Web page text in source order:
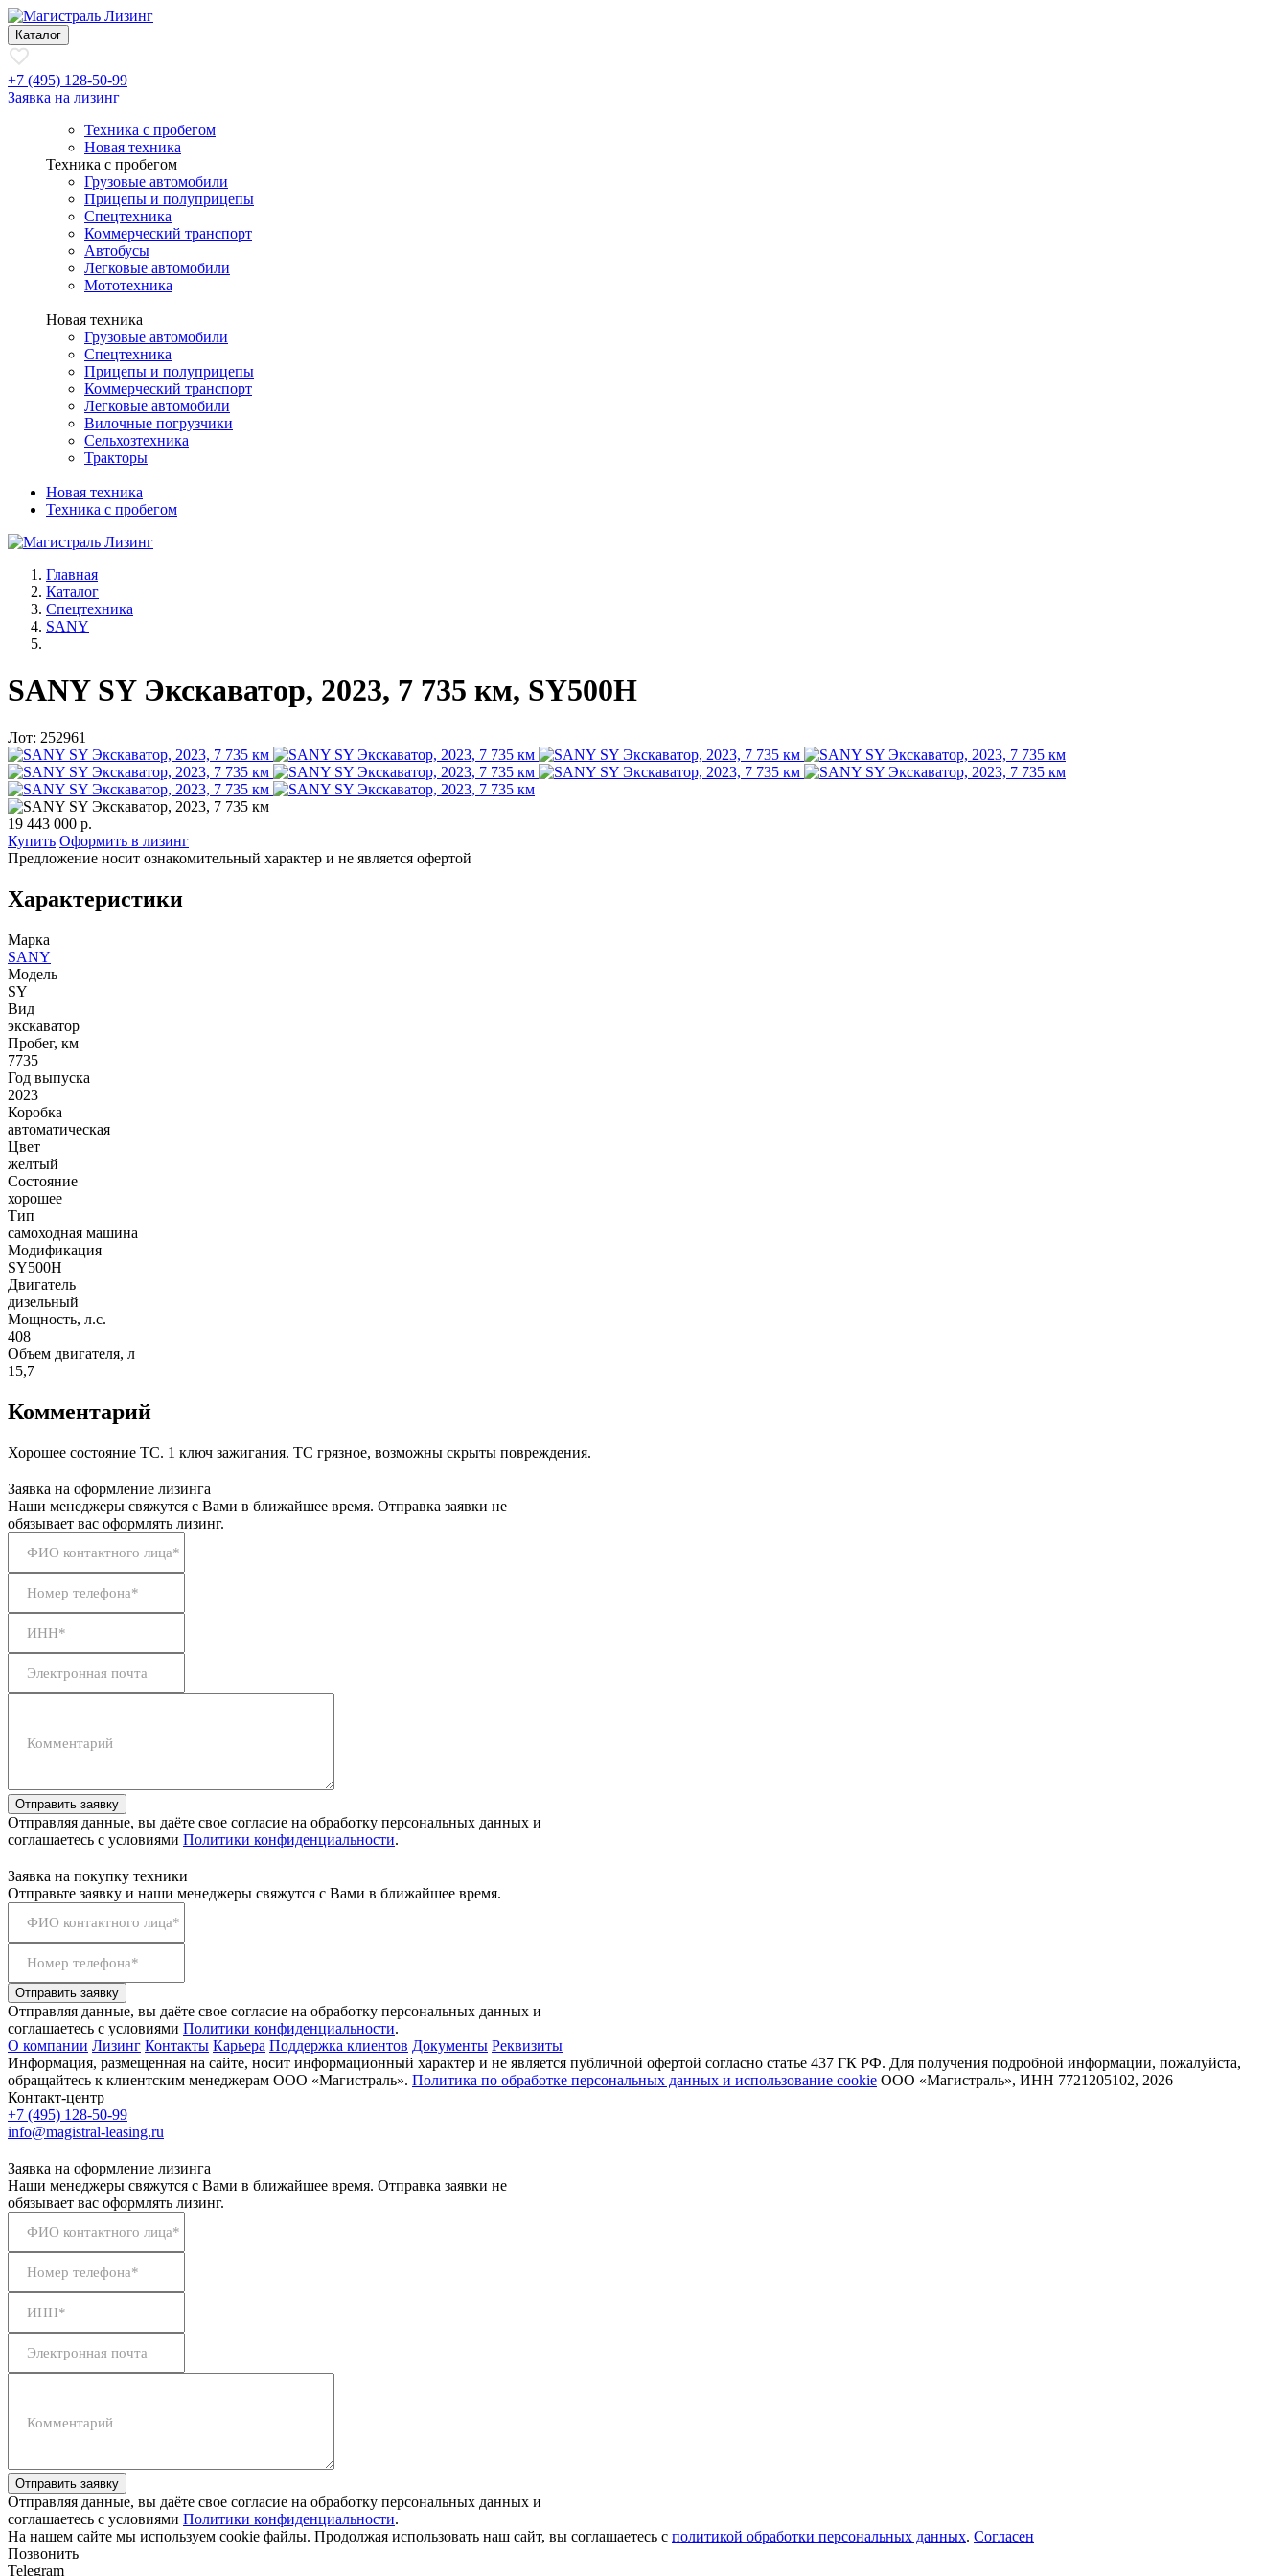
Каталог
+7 (495) 128-50-99
Заявка на лизинг
Техника с пробегом
Новая техника
Техника с пробегом
Грузовые автомобили
Прицепы и полуприцепы
Спецтехника
Коммерческий транспорт
Автобусы
Легковые автомобили
Мототехника
Новая техника
Грузовые автомобили
Спецтехника
Прицепы и полуприцепы
Коммерческий транспорт
Легковые автомобили
Вилочные погрузчики
Сельхозтехника
Тракторы
Новая техника
Техника с пробегом
Главная
Каталог
Спецтехника
SANY
SANY SY Экскаватор, 2023, 7 735 км, SY500H
Лот: 252961
19 443 000 р.
Купить Оформить в лизинг
Предложение носит ознакомительный характер и не является офертой
Характеристики
Марка
SANY
Модель
SY
Вид
экскаватор
Пробег, км
7735
Год выпуска
2023
Коробка
автоматическая
Цвет
желтый
Состояние
хорошее
Тип
самоходная машина
Модификация
SY500H
Двигатель
дизельный
Мощность, л.с.
408
Объем двигателя, л
15,7
Комментарий
Хорошее состояние ТС. 1 ключ зажигания. ТС грязное, возможны скрыты повреждения.
Заявка на оформление лизинга
Наши менеджеры свяжутся с Вами в ближайшее время. Отправка заявки не
обязывает вас оформлять лизинг.
ФИО контактного лица*
Номер телефона*
ИНН*
Электронная почта
Комментарий
Отправить заявку
Отправляя данные, вы даёте свое согласие на обработку персональных данных и
соглашаетесь с условиями Политики конфиденциальности.
Заявка на покупку техники
Отправьте заявку и наши менеджеры свяжутся с Вами в ближайшее время.
ФИО контактного лица*
Номер телефона*
Отправить заявку
Отправляя данные, вы даёте свое согласие на обработку персональных данных и
соглашаетесь с условиями Политики конфиденциальности.
О компании Лизинг Контакты Карьера Поддержка клиентов Документы Реквизиты
Информация, размещенная на сайте, носит информационный характер и не является публичной офертой согласно статье 437 ГК РФ. Для получения подробной информации, пожалуйста,
обращайтесь к клиентским менеджерам ООО «Магистраль». Политика по обработке персональных данных и использование сookie ООО «Магистраль», ИНН 7721205102, 2026
Контакт-центр
+7 (495) 128-50-99
info@magistral-leasing.ru
Заявка на оформление лизинга
Наши менеджеры свяжутся с Вами в ближайшее время. Отправка заявки не
обязывает вас оформлять лизинг.
ФИО контактного лица*
Номер телефона*
ИНН*
Электронная почта
Комментарий
Отправить заявку
Отправляя данные, вы даёте свое согласие на обработку персональных данных и
соглашаетесь с условиями Политики конфиденциальности.
На нашем сайте мы используем cookie файлы. Продолжая использовать наш сайт, вы соглашаетесь с политикой обработки персональных данных. Согласен
Позвонить
Telegram